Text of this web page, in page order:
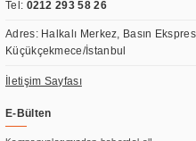
Tel: 0212 293 58 26
Adres: Halkalı Merkez, Basın
Küçükçekmece/İstanbul
İletişim Sayfası
E-Bülten